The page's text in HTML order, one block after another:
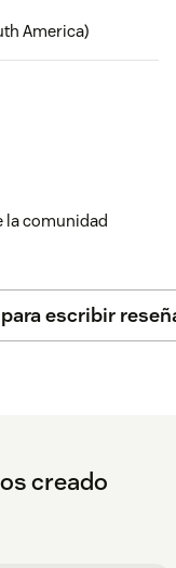
America)
la comunidad
escribir
creado